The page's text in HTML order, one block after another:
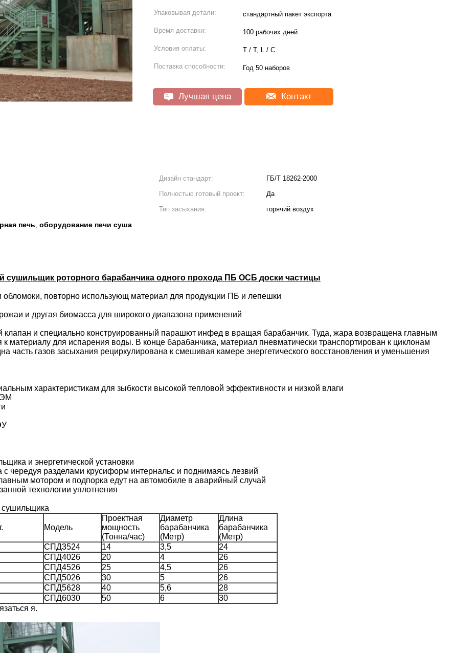
Упаковывая детали: стандартный пакет экспорта
Время доставки: 100 рабочих дней
Условия оплаты: T / T, L / C
Поставка способности: Год 50 наборов
Лучшая цена Контакт
Дизайн стандарт:
ГБ/Т 18262-2000
Полностью готовый проект:
Да
Тип засыхания:
горячий воздух
печь, оборудование печи суша
роторного барабанчика одного прохода ПБ ОСБ доски частицы
повторно использующ материал для продукции ПБ и лепешки
и другая биомасса для широкого диапазона применений
и специально конструированный парашют инфед в вращая барабанчик. Туда, жара возвращена главным
к материалу для испарения воды. В конце барабанчика, материал пневматически транспортирован к циклонам
часть газов засыхания рециркулирована к смешивая камере энергетического восстановления и уменьшения
характеристикам для зыбкости высокой тепловой эффективности и низкой влаги
и энергетической установки
чередуя разделами крусиформ интернальс и поднимаясь лезвий
мотором и подпорка едут на автомобиле в аварийный случай
технологии уплотнения
сушильщика
Модель
Проектная
мощность
(Тонна/час)
Диаметр
барабанчика
(Метр)
Длина
барабанчика
(Метр)
СПД3524 14 3,5
24
СПД4026 20 4
26
СПД4526 25 4,5
26
СПД5026 30 5
26
СПД5628 40 5,6
28
СПД6030 50 6
30
я.